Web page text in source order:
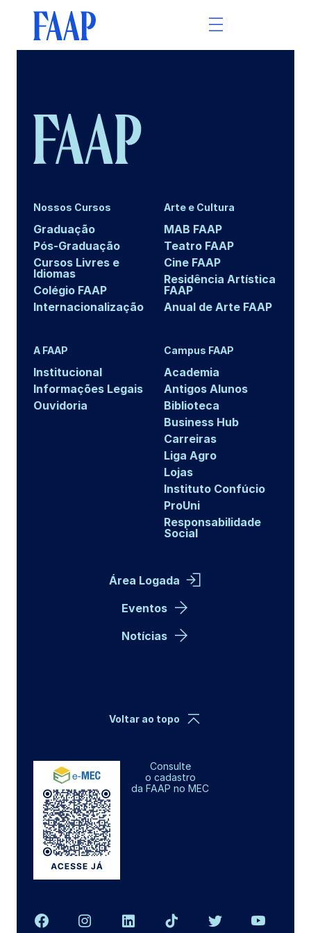
Nossos Cursos
Graduação
Pós-Graduação
Cursos Livres e
Idiomas
Colégio FAAP
Internacionalização
Arte e Cultura
MAB FAAP
Teatro FAAP
Cine FAAP
Residência Artística
FAAP
Anual de Arte FAAP
A FAAP
Institucional
Informações Legais
Ouvidoria
Campus FAAP
Academia
Antigos Alunos
Biblioteca
Business Hub
Carreiras
Liga Agro
Lojas
Instituto Confúcio
ProUni
Responsabilidade
Social
Área Logada
Eventos
Notícias
Consulte
o cadastro
da FAAP no MEC
Voltar ao topo